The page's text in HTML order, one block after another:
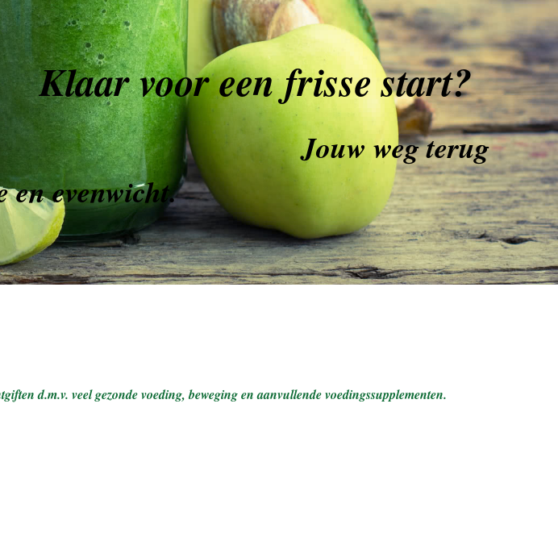
Klaar voor een frisse start?
Jouw weg terug
en evenwicht.
d.m.v. veel gezonde voeding, beweging en aanvullende voedingssupplementen.